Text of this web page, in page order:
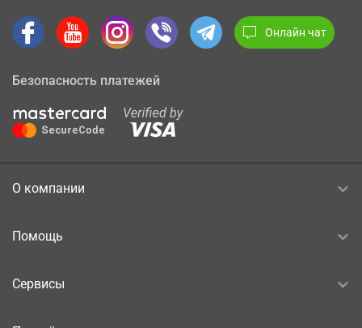
Онлайн чат
Безопасность платежей
О компании
Помощь
Сервисы